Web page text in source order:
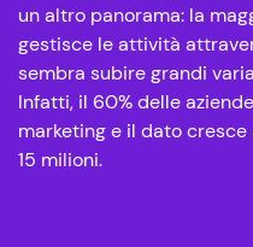
un altro panorama: la
gestisce le attività
sembra subire grandi
Infatti, il 60% delle
marketing e il dato
15 milioni.